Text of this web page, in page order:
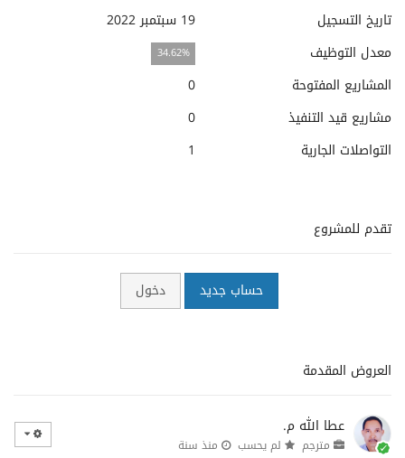
تاريخ التسجيل
19 سبتمبر 2022
معدل التوظيف
34.62%
المشاريع المفتوحة
0
مشاريع قيد التنفيذ
0
التواصلات الجارية
1
تقدم للمشروع
حساب جديد دخول
العروض المقدمة
عطا الله م.
مترجم لم يحسب منذ سنة